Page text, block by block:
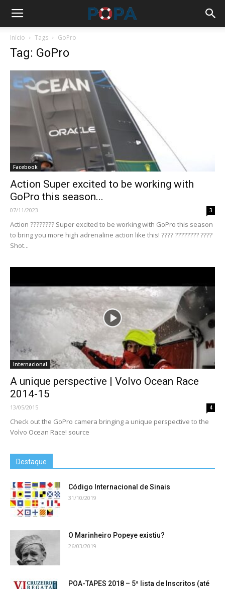
Início Tags GoPro
Tag: GoPro
Facebook
Action Super excited to be working with
GoPro this season...
07/11/2023 3
Action ???????? Super excited to be working with GoPro this season
to bring you more high adrenaline action like this! ???? ???????? ????
Shot...
Internacional
A unique perspective | Volvo Ocean Race
2014-15
13/05/2015 4
Check out the GoPro camera bringing a unique perspective to the
Volvo Ocean Race! source
Destaque
Código Internacional de Sinais
31/10/2019
O Marinheiro Popeye existiu?
26/03/2019
POA-TAPES 2018 – 5ª lista de Inscritos (até